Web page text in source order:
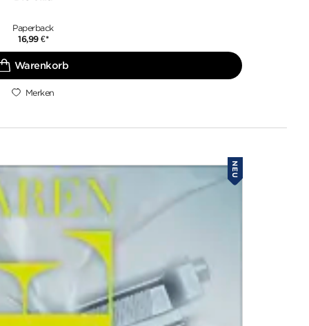
Paperback
16,99€*
Merken
NEU